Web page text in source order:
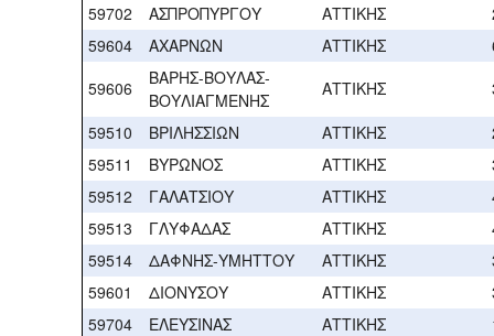
59702
ΑΣΠΡΟΠΥΡΓΟΥ ΑΤΤΙΚΗΣ
59604
ΑΧΑΡΝΩΝ ΑΤΤΙΚΗΣ
59606
ΒΑΡΗΣ-ΒΟΥΛΑΣ-
ΒΟΥΛΙΑΓΜΕΝΗΣ
ΑΤΤΙΚΗΣ
59510
ΒΡΙΛΗΣΣΙΩΝ ΑΤΤΙΚΗΣ
59511
ΒΥΡΩΝΟΣ ΑΤΤΙΚΗΣ
59512
ΓΑΛΑΤΣΙΟΥ ΑΤΤΙΚΗΣ
59513
ΓΛΥΦΑΔΑΣ ΑΤΤΙΚΗΣ
59514
ΔΑΦΝΗΣ-ΥΜΗΤΤΟΥ ΑΤΤΙΚΗΣ
59601
ΔΙΟΝΥΣΟΥ ΑΤΤΙΚΗΣ
59704
ΕΛΕΥΣΙΝΑΣ ΑΤΤΙΚΗΣ